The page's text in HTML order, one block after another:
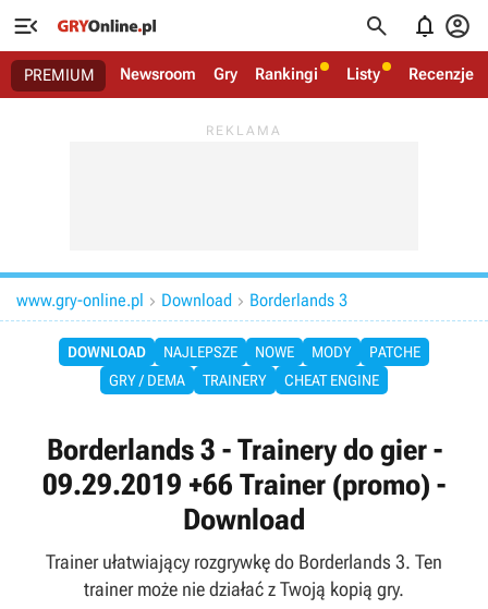
   
PREMIUM Newsroom Gry Rankingi Listy Recenzje
www.gry-online.pl  Download  Borderlands 3
DOWNLOAD NAJLEPSZE NOWE MODY
PATCHE
GRY / DEMA
TRAINERY CHEAT ENGINE
Borderlands 3 - Trainery do gier -
09.29.2019 +66 Trainer (promo) -
Download
Trainer ułatwiający rozgrywkę do Borderlands 3. Ten
trainer może nie działać z Twoją kopią gry.